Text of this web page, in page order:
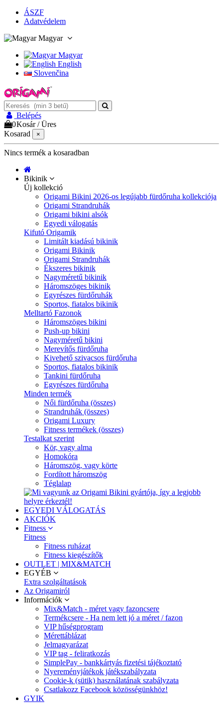
ÁSZF
Adatvédelem
Magyar
Magyar
English
Slovenčina
Belépés
0Kosár /Üres
Kosarad
×
Nincs termék a kosaradban
Bikinik
Új kollekció
Origami Bikini 2026-os legújabb fürdőruha kollekciója
Origami Strandruhák
Origami bikini alsók
Egyedi válogatás
Kifutó Origamik
Limitált kiadású bikinik
Origami Bikinik
Origami Strandruhák
Ékszeres bikinik
Nagyméretű bikinik
Háromszöges bikinik
Egyrészes fürdőruhák
Sportos, fiatalos bikinik
Melltartó Fazonok
Háromszöges bikini
Push-up bikini
Nagyméretű bikini
Merevítős fürdőruha
Kivehető szivacsos fürdőruha
Sportos, fiatalos bikinik
Tankini fürdőruha
Egyrészes fürdőruha
Minden termék
Női fürdőruha (összes)
Strandruhák (összes)
Origami Luxury
Fitness termékek (összes)
Testalkat szerint
Kör, vagy alma
Homokóra
Háromszög, vagy körte
Fordított háromszög
Téglalap
EGYEDI VÁLOGATÁS
AKCIÓK
Fitness
Fitness
Fitness ruházat
Fitness kiegészítők
OUTLET | MIX&MATCH
EGYÉB
Extra szolgáltatások
Az Origamiról
Információk
Mix&Match - méret vagy fazoncsere
Termékcsere - Ha nem lett jó a méret / fazon
VIP hűségprogram
Mérettáblázat
Jelmagyarázat
VIP tag - feliratkozás
SimplePay - bankkártyás fizetési tájékoztató
Nyereményjátékok játékszabályzata
Cookie-k (sütik) használatának szabályzata
Csatlakozz Facebook közösségünkhöz!
GYIK